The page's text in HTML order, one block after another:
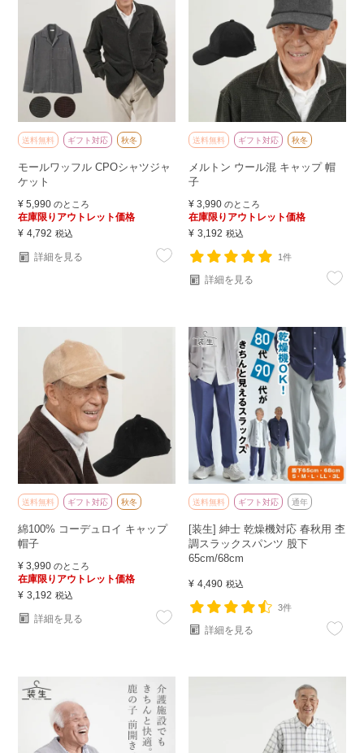
送料無料 ギフト対応 秋冬
モールワッフル CPOシャツジャ
ケット
¥ 5,990 のところ
在庫限りアウトレット価格
¥ 4,792 税込
詳細を見る
送料無料 ギフト対応 秋冬
メルトン ウール混 キャップ 帽
子
¥ 3,990 のところ
在庫限りアウトレット価格
¥ 3,192 税込
1件
詳細を見る
送料無料 ギフト対応 秋冬
綿100% コーデュロイ キャップ
帽子
¥ 3,990 のところ
在庫限りアウトレット価格
¥ 3,192 税込
詳細を見る
送料無料 ギフト対応 通年
[装生] 紳士 乾燥機対応 春秋用 杢
調スラックスパンツ 股下
65cm/68cm
¥ 4,490 税込
3件
詳細を見る